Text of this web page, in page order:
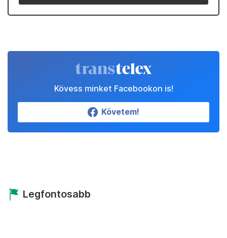
Kövess minket Facebookon is!
Követem!
Legfontosabb